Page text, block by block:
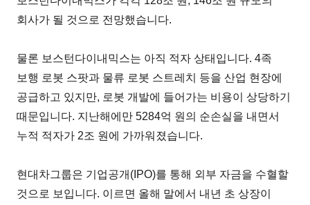
회사가 될 것으로 전망했습니다.
물론 보스턴다이내믹스는 아직 적자 상태입니다. 4족
보행 로봇 스팟과 물류 로봇 스트레치 등을 산업 현장에
공급하고 있지만, 로봇 개발에 들어가는 비용이 상당하기
때문입니다. 지난해에만 5284억 원의 순손실을 내면서
누적 적자가 2조 원에 가까워졌습니다.
현대차그룹은 기업공개(IPO)를 통해 외부 자금을 수혈할
것으로 보입니다. 이르면 올해 말에서 내년 초 상장이